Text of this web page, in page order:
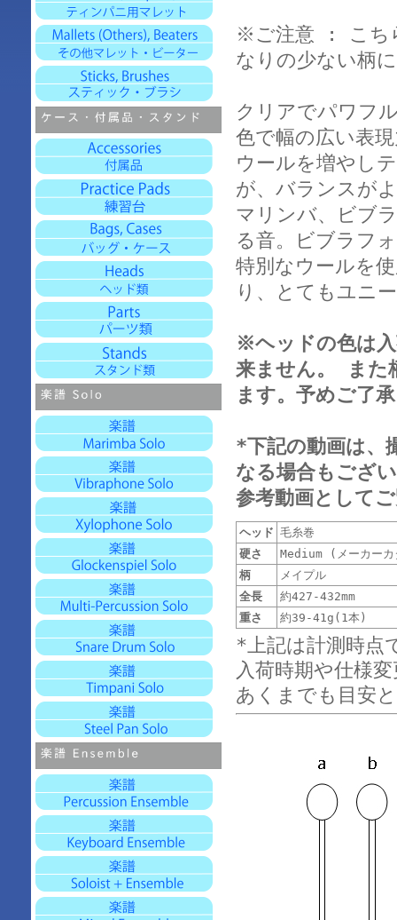
※ご注意 : こち
なりの少ない柄
クリアでパワフ
色で幅の広い表
ウールを増やし
が、バランスが
マリンバ、ビブ
る音。ビブラフ
特別なウールを
り、とてもユニ
※ヘッドの色は
来ません。 また
ます。予めご了
*下記の動画は、
なる場合もござ
参考動画として
ヘッド 毛糸巻
硬さ
Medium (メーカーカ
柄
メイプル
全長
約427-432mm
重さ
約39-41g(1本)
*上記は計測時点
入荷時期や仕様
あくまでも目安